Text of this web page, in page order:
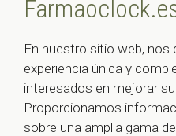
En nuestro sitio web,
experiencia única y
interesados en mejorar
Proporcionamos
sobre una amplia gama